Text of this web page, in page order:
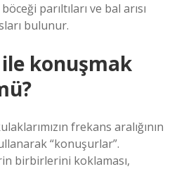
parıltıları ve bal arısı
bulunur.
konuşmak
frekans aralığının
“konuşurlar”.
birbirlerini koklaması,